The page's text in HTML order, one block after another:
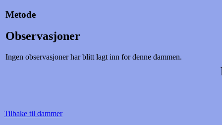
Metode
Observasjoner
Ingen observasjoner har blitt lagt inn for denne dammen.
Tilbake til dammer